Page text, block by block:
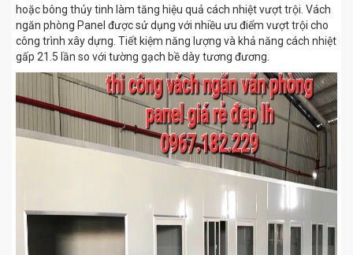
hoặc bông thủy tinh làm tăng hiệu quả cách nhiệt vượt trội. Vách
ngăn phòng Panel được sử dụng với nhiều ưu điểm vượt trội cho
công trình xây dựng. Tiết kiệm năng lượng và khả năng cách nhiệt
gấp 21.5 lần so với tường gạch bề dày tương đương.